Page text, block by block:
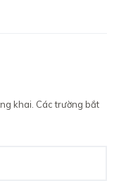
khai. Các trường bắt